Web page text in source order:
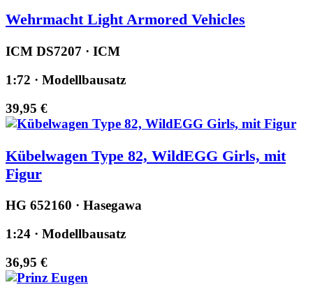
Wehrmacht Light Armored Vehicles
ICM DS7207 · ICM
1:72 · Modellbausatz
39,95 €
Kübelwagen Type 82, WildEGG Girls, mit
Figur
HG 652160 · Hasegawa
1:24 · Modellbausatz
36,95 €